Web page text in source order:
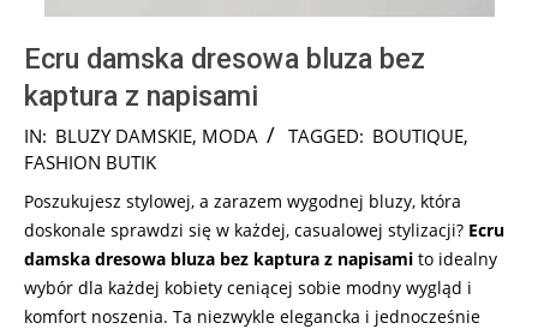
Ecru damska dresowa bluza bez
kaptura z napisami
2024-
08-
IN: BLUZY DAMSKIE, MODA TAGGED: BOUTIQUE,
FASHION BUTIK
Poszukujesz stylowej, a zarazem wygodnej bluzy, która
doskonale sprawdzi się w każdej, casualowej stylizacji? Ecru
damska dresowa bluza bez kaptura z napisami to idealny
wybór dla każdej kobiety ceniącej sobie modny wygląd i
komfort noszenia. Ta niezwykle elegancka i jednocześnie